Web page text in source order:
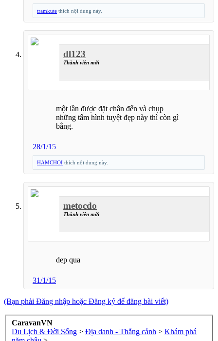
tramkute thích nội dung này.
dl123
Thành viên mới
một lần được đặt chân đến và chụp
những tấm hình tuyệt đẹp này thì còn gì
bằng.
28/1/15
HAMCHOI thích nội dung này.
metocdo
Thành viên mới
dep qua
31/1/15
(Bạn phải Đăng nhập hoặc Đăng ký để đăng bài viết)
CaravanVN
Du Lịch & Đời Sống > Địa danh - Thắng cảnh > Khám phá